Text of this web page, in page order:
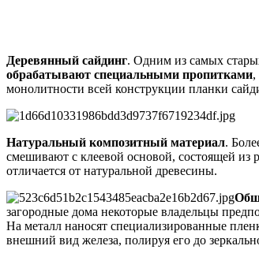
Деревянный сайдинг. Одним из самых
обрабатывают специальными пропитками,
монолитности всей конструкции планки
Натуральный композитный материал.
смешивают с клеевой основой, состоящей
отличается от натуральной древесины.
загородные дома некоторые владельцы
На металл наносят специализированные
внешний вид железа, полируя его до